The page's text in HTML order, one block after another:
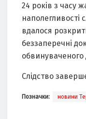
24 років з часу
наполегливості
вдалося
беззаперечні
обвинуваченого
Слідство
Позначки: новини